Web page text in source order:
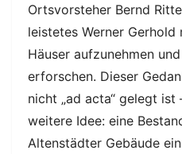
Ortsvorsteher Bernd
leistetes Werner
Häuser aufzunehmen
erforschen. Dieser
nicht „ad acta“ gelegt ist
weitere Idee: eine
Altenstädter Gebäude